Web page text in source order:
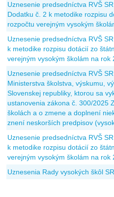
Uznesenie predsedníctva RVŠ
Dodatku č. 2 k metodike rozpisu
rozpočtu verejným vysokým
Uznesenie predsedníctva RVŠ
k metodike rozpisu dotácií zo
verejným vysokým školám na rok
Uznesenie predsedníctva RVŠ
Ministerstva školstva, výskumu,
Slovenskej republiky, ktorou sa
ustanovenia zákona č. 300/2025
školách a o zmene a doplnení
znení neskorších predpisov
Uznesenie predsedníctva RVŠ
k metodike rozpisu dotácií zo
verejným vysokým školám na rok
Uznesenia Rady vysokých škôl